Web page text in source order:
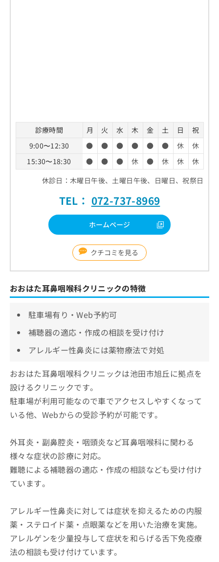
診療時間 月 火 水 木 金 土 日
祝
9:00〜12:30
● ● ● ● ● ● 休
休
15:30〜18:30
● ● ● 休 ● 休 休
休
休診日：木曜日午後、土曜日午後、日曜日、祝祭日
TEL： 072-737-8969
ホームページ
クチコミを見る
おおはた耳鼻咽喉科クリニックの特徴
駐車場有り・Web予約可
補聴器の適応・作成の相談を受け付け
アレルギー性鼻炎には薬物療法で対処
おおはた耳鼻咽喉科クリニックは池田市旭丘に拠点を
設けるクリニックです。
駐車場が利用可能なので車でアクセスしやすくなって
いる他、Webからの受診予約が可能です。
外耳炎・副鼻腔炎・咽頭炎など耳鼻咽喉科に関わる
様々な症状の診療に対応。
難聴による補聴器の適応・作成の相談なども受け付け
ています。
アレルギー性鼻炎に対しては症状を抑えるための内服
薬・ステロイド薬・点眼薬などを用いた治療を実施。
アレルゲンを少量投与して症状を和らげる舌下免疫療
法の相談も受け付けています。